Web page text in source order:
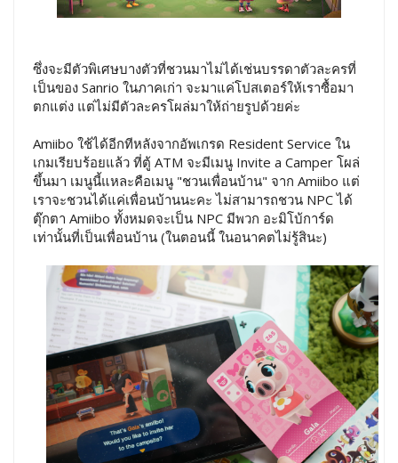
ซึ่งจะมีตัวพิเศษบางตัวที่ชวนมาไม่ได้เช่นบรรดาตัวละครที่
เป็นของ Sanrio ในภาคเก่า จะมาแค่โปสเตอร์ให้เราซื้อมา
ตกแต่ง แต่ไม่มีตัวละครโผล่มาให้ถ่ายรูปด้วยค่ะ
Amiibo ใช้ได้อีกทีหลังจากอัพเกรด Resident Service ใน
เกมเรียบร้อยแล้ว ที่ตู้ ATM จะมีเมนู Invite a Camper โผล่
ขึ้นมา เมนูนี้แหละคือเมนู "ชวนเพื่อนบ้าน" จาก Amiibo แต่
เราจะชวนได้แค่เพื่อนบ้านนะคะ ไม่สามารถชวน NPC ได้
ตุ๊กตา Amiibo ทั้งหมดจะเป็น NPC มีพวก อะมิโบ้การ์ด
เท่านั้นที่เป็นเพื่อนบ้าน (ในตอนนี้ ในอนาคตไม่รู้สินะ)